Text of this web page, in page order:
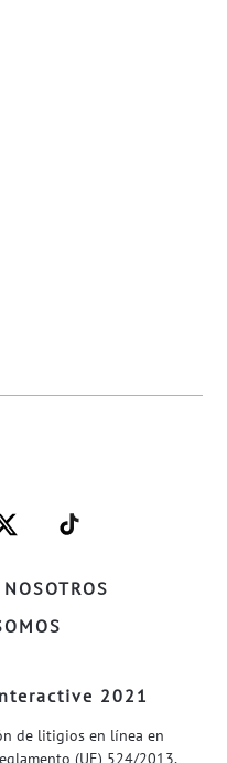
–
WELIFE–
2021
de litigios en línea en
(UE) 524/2013,